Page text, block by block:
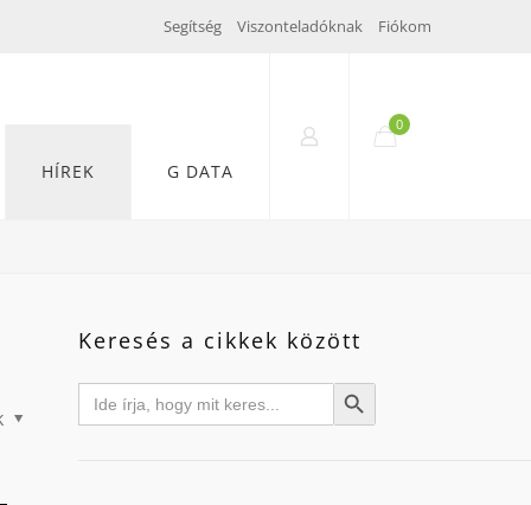
Segítség Viszonteladóknak Fiókom
HÍREK G DATA
0
Keresés a cikkek között
Search
for: Search Button